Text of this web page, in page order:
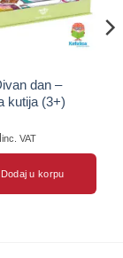
dan –
kutija (3+)
inc. VAT
Dodaj u korpu